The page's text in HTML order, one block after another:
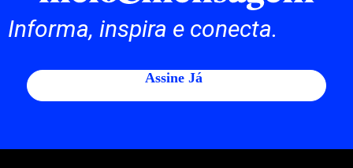
Informa, inspira e conecta.
Assine Já